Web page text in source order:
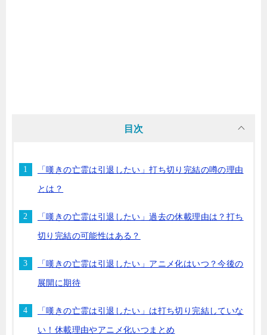
目次
「嘆きの亡霊は引退したい」打ち切り完結の噂の理由
とは？
「嘆きの亡霊は引退したい」過去の休載理由は？打ち
切り完結の可能性はある？
「嘆きの亡霊は引退したい」アニメ化はいつ？今後の
展開に期待
「嘆きの亡霊は引退したい」は打ち切り完結していな
い！休載理由やアニメ化いつまとめ